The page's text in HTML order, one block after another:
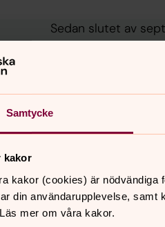
Samtycke
kakor
kakor (cookies) är
din användarupplevelse,
mer om våra kakor.
Sedan slutet av
Tommy Widing och